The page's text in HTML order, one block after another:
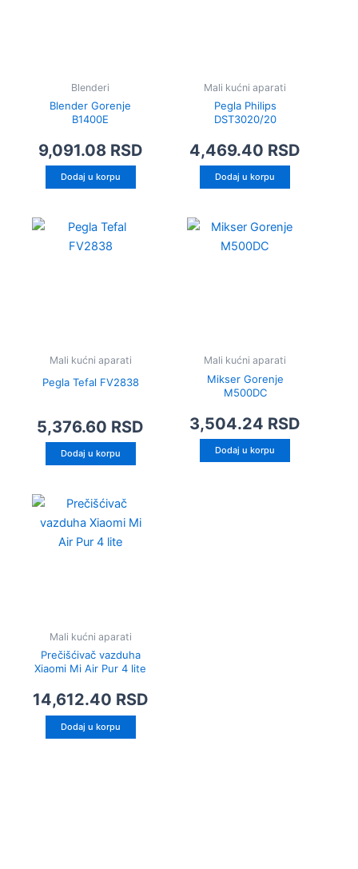
Blenderi
Blender Gorenje
B1400E
9,091.08 RSD
Dodaj u korpu
Mali kućni aparati
Pegla Philips
DST3020/20
4,469.40 RSD
Dodaj u korpu
Mali kućni aparati
Pegla Tefal FV2838
5,376.60 RSD
Dodaj u korpu
Mali kućni aparati
Mikser Gorenje
M500DC
3,504.24 RSD
Dodaj u korpu
Mali kućni aparati
Prečišćivač vazduha
Xiaomi Mi Air Pur 4 lite
14,612.40 RSD
Dodaj u korpu